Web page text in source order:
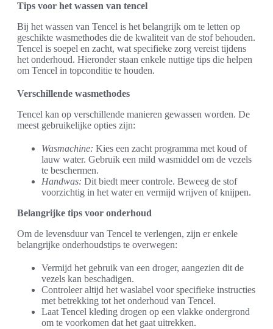
Tips voor het wassen van tencel
Bij het wassen van Tencel is het belangrijk om te letten op
geschikte wasmethodes die de kwaliteit van de stof behouden.
Tencel is soepel en zacht, wat specifieke zorg vereist tijdens
het onderhoud. Hieronder staan enkele nuttige tips die helpen
om Tencel in topconditie te houden.
Verschillende wasmethodes
Tencel kan op verschillende manieren gewassen worden. De
meest gebruikelijke opties zijn:
Wasmachine: Kies een zacht programma met koud of
lauw water. Gebruik een mild wasmiddel om de vezels
te beschermen.
Handwas: Dit biedt meer controle. Beweeg de stof
voorzichtig in het water en vermijd wrijven of knijpen.
Belangrijke tips voor onderhoud
Om de levensduur van Tencel te verlengen, zijn er enkele
belangrijke onderhoudstips te overwegen:
Vermijd het gebruik van een droger, aangezien dit de
vezels kan beschadigen.
Controleer altijd het waslabel voor specifieke instructies
met betrekking tot het onderhoud van Tencel.
Laat Tencel kleding drogen op een vlakke ondergrond
om te voorkomen dat het gaat uitrekken.